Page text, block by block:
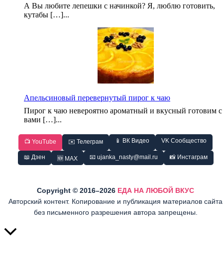
А Вы любите лепешки с начинкой? Я, люблю готовить,
кутабы […]...
Апельсиновый перевернутый пирог к чаю
Пирог к чаю невероятно ароматный и вкусный готовим с
вами […]...
📺 YouTube ✉️ Телеграм 📱 ВК Видео VK Сообщество
📖 Дзен 🆕 MAX 📧 ujanka_nasty@mail.ru 📸 Инстаграм
Copyright © 2016–2026 ЕДА НА ЛЮБОЙ ВКУС
Авторский контент. Копирование и публикация материалов сайта
без письменного разрешения автора запрещены.